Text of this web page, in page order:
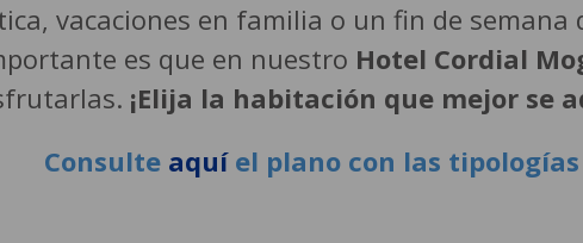
vacaciones en familia o un fin de
es que en nuestro Hotel Cordial
¡Elija la habitación que mejor se
Consulte aquí el plano con las